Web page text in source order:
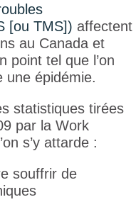
[ou TMS]) affectent
au Canada et
point tel que l’on
une épidémie.
statistiques tirées
par la Work
s’y attarde :
souffrir de